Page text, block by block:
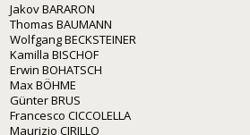
Jakov BARARON
Thomas BAUMANN
Wolfgang BECKSTEINER
Kamilla BISCHOF
Erwin BOHATSCH
Max BÖHME
Günter BRUS
Francesco CICCOLELLA
Maurizio CIRILLO